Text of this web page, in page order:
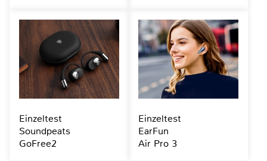
Einzeltest
Soundpeats
GoFree2
Einzeltest
EarFun
Air Pro 3